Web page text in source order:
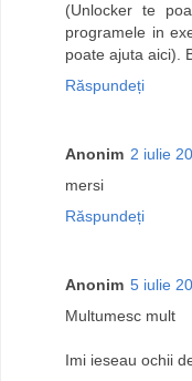
(Unlocker te
programele in
poate ajuta aici).
Răspundeți
Anonim 2 iulie
mersi
Răspundeți
Anonim 5 iulie
Multumesc mult
Imi ieseau ochii